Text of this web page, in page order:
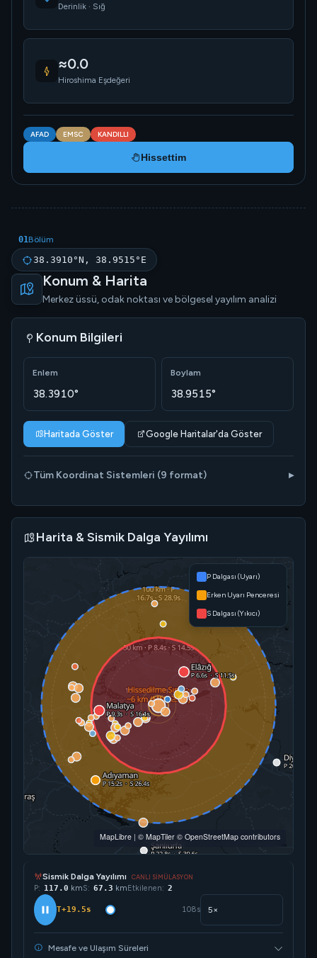
Derinlik · Sığ
≈0.0
Hiroshima Eşdeğeri
AFAD EMSC KANDILLI
Hissettim
01Bölüm
38.3910°N, 38.9515°E
Konum & Harita
Merkez üssü, odak noktası ve bölgesel yayılım analizi
Konum Bilgileri
Enlem
38.3910°
Boylam
38.9515°
Haritada Göster Google Haritalar'da Göster
Tüm Koordinat Sistemleri (9 format)
Harita & Sismik Dalga Yayılımı
MapLibre | © MapTiler © OpenStreetMap contributors
P Dalgası (Uyarı)
Erken Uyarı Penceresi
S Dalgası (Yıkıcı)
Sismik Dalga Yayılımı CANLI SİMÜLASYON
P: 150.0 kmS: 86.4 kmEtkilenen: 2
T+25.0s 108s
Mesafe ve Ulaşım Süreleri